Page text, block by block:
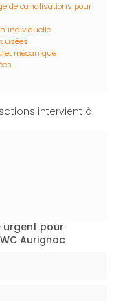
de canalisations pour
individuelle
usées
mécanique
intervient à
urgent pour
Aurignac